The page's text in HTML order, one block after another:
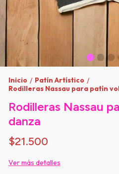
Inicio / Patín Artístico /
Rodilleras Nassau para patín
Rodilleras Nassau
danza
$21.500
Ver más detalles